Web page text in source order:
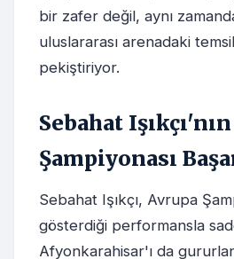
bir zafer değil, aynı
uluslararası arenadaki
pekiştiriyor.
Sebahat
Şampiyonası
Sebahat Işıkçı, Avrupa
gösterdiği performansla
Afyonkarahisar'ı da